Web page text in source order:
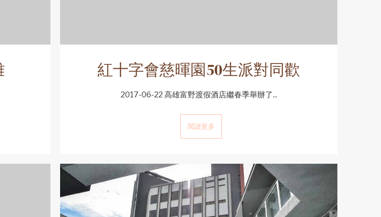
紅十字會慈暉園50生派對同歡
2017-06-22 高雄富野渡假酒店繼春季舉辦了...
閱讀更多